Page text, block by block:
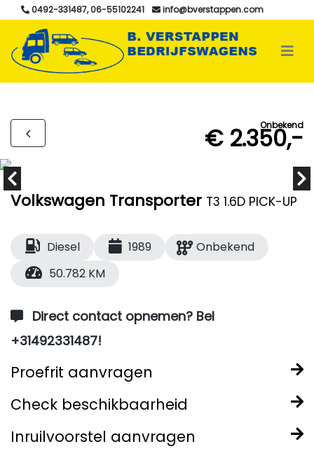
0492-331487, 06-55102241 info@bverstappen.com
Onbekend
€ 2.350,-
Volkswagen Transporter T3 1.6D PICK-UP
Diesel 1989
Onbekend
50.782 KM
Direct contact opnemen? Bel
+31492331487!
Proefrit aanvragen
Check beschikbaarheid
Inruilvoorstel aanvragen